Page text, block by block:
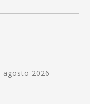
agosto 2026 –